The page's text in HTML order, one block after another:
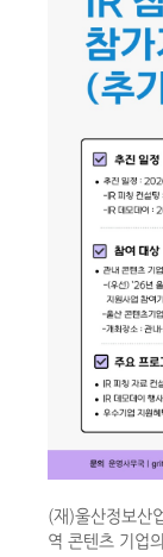
(재)울산정보산
역 콘텐츠 기업